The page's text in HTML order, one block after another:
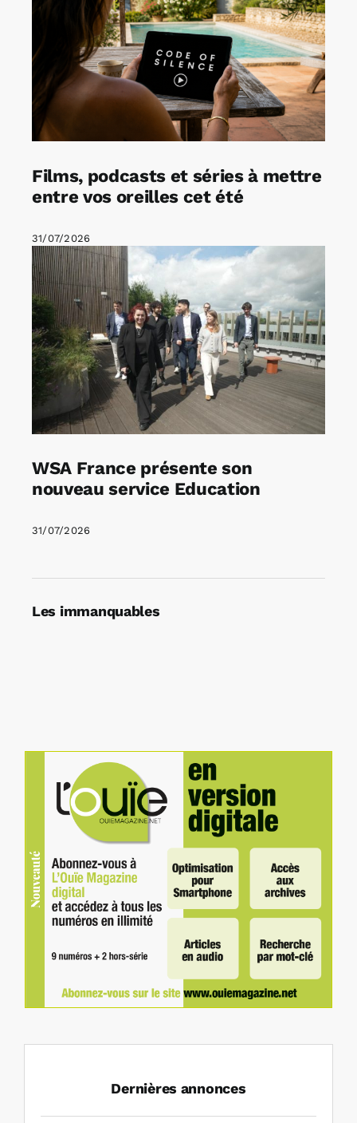
Films, podcasts et séries à mettre
entre vos oreilles cet été
31/07/2026
WSA France présente son
nouveau service Education
31/07/2026
Les immanquables
Dernières annonces